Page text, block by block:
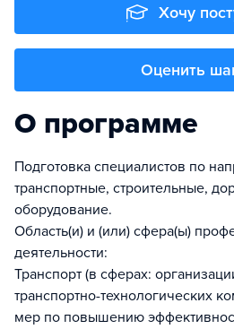
Хочу
Оценить
О программе
Подготовка специалистов по
транспортные, строительные,
оборудование.
Область(и) и (или) сфера(ы)
деятельности:
Транспорт (в сферах:
транспортно-технологических
мер по повышению